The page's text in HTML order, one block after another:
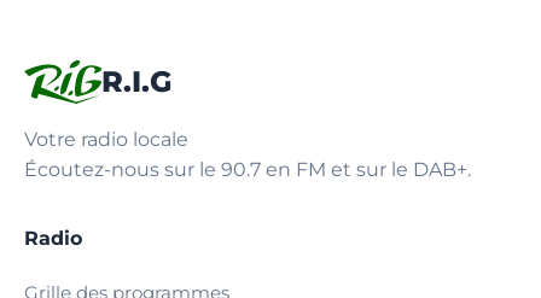
R.I.G
Votre radio locale
Écoutez-nous sur le 90.7 en FM et sur le DAB+.
Radio
Grille des programmes